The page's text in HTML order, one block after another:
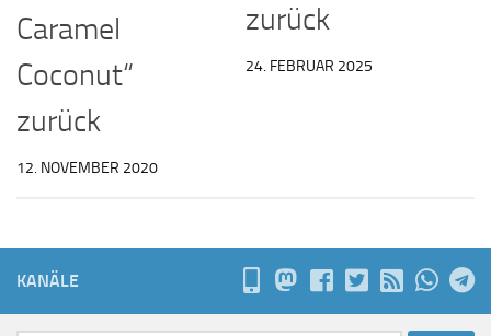
Caramel
Coconut“
zurück
12. NOVEMBER 2020
zurück
24. FEBRUAR 2025
KANÄLE